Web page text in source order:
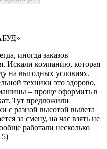
иногда заказов
Искали компанию, которая
на выгодных условиях.
техники это здорово,
– проще оформить в
Тут предложили
с разной высотой вылета
за смену, на час взять не
работали несколько
5)